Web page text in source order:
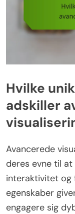
Hvilke
adskiller
Avancerede
deres evne til
interaktivitet og
egenskaber
engagere sig